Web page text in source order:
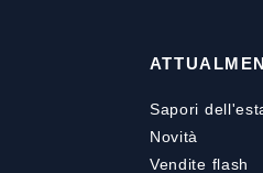
Sapori
Novità
Vendite flash